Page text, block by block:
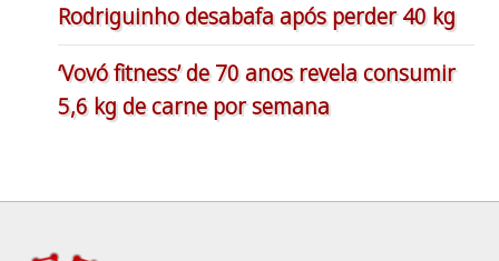
Rodriguinho desabafa após perder 40 kg
‘Vovó fitness’ de 70 anos revela consumir
5,6 kg de carne por semana